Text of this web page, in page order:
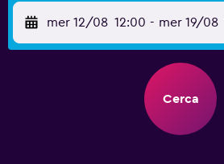
mer 12/08 12:00 - mer 19/08
Cerca